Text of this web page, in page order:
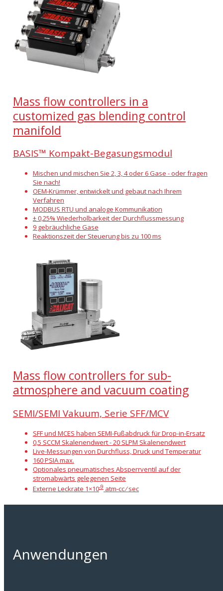
Mass flow controllers in a
customized gas blending control
manifold
BASIS™ Kompakt-Begasungsmodul
Mischen und mischen Sie 2, 3, 4 oder 6 Gase - oder fragen
Sie nach!
OEM-Krümmer, entwickelt und gebaut nach Ihrem
Verfahren
MODBUS RTU und analoge Kommunikation
± 0,25% Wiederholbarkeit der Durchflussmessung
9 gebräuchliche Gase
Reaktionszeit der Steuerung bis zu 100 ms
Mass flow controllers for sub-
atmosphere and vacuum coating
SEMI/SEMI Vakuum, Serie SFF/MCV
SFF und MCES haben SEMI-Fußabdruck für Drop-in-Ersatz
0,5 SCCM Skalenendwert - 20 SLPM Skalenendwert
Live-Messungen von Durchfluss, Druck und Temperatur
160 PSIA max.
Optionales pneumatisches Absperrventil auf der
stromabwärts gelegenen Seite
Externe Leckrate 1×10-9atm-cc ⁄ sec
Anwendungen